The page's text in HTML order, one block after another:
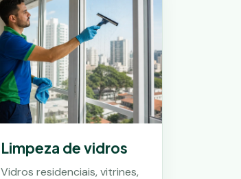
Limpeza de vidros
Vidros residenciais, vitrines,